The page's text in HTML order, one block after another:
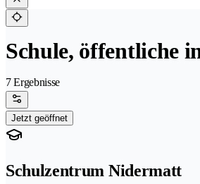
Schule, öffentliche
7 Ergebnisse
Jetzt geöffnet
Schulzentrum Nidermatt